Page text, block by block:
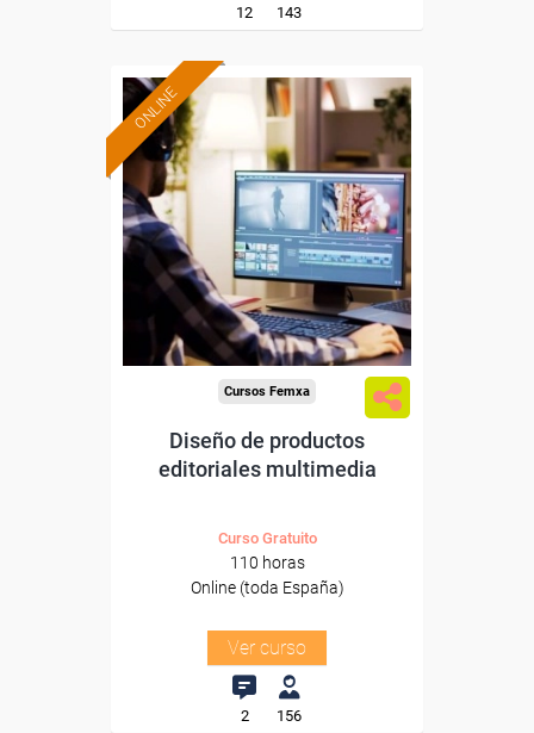
12 143
ONLINE
Formación 100%
subvencionada.
Para desempleados,
trabajadores y autónomos.
Sector
-Información, Comunicación
y Artes Gráficas.
Cursos Femxa
Diseño de productos
editoriales multimedia
Curso Gratuito
110 horas
Online (toda España)
Ver curso
2 156